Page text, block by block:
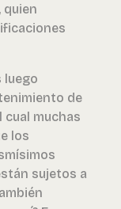
quien
luego
de
cual muchas
los
sujetos a